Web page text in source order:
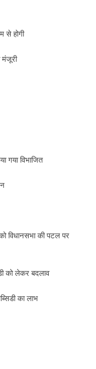
से होगी
मंजूरी
गया विभाजित
को विधानसभा की पटल पर
को लेकर बदलाव
का लाभ